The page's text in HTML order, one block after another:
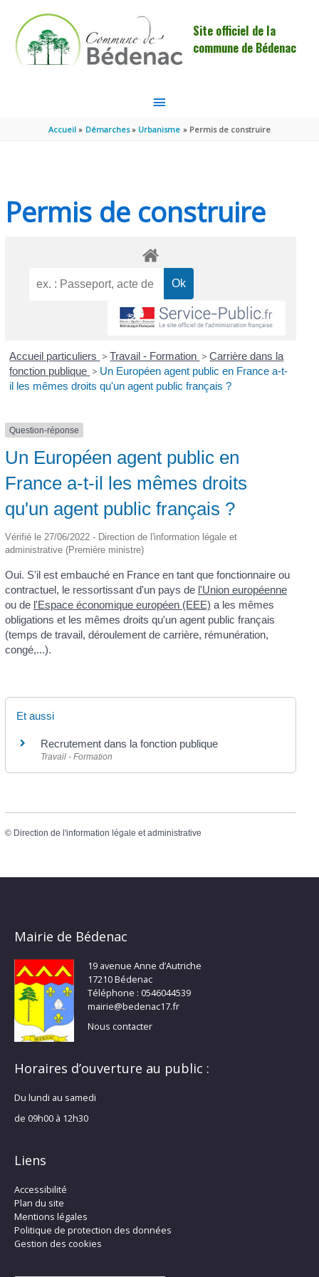
Site officiel de la
commune de Bédenac
MENU
PRINCIPAL
Accueil Démarches Urbanisme Permis de construire
Permis de construire
Accueil particuliers > Travail - Formation > Carrière dans la
fonction publique > Un Européen agent public en France a-t-
il les mêmes droits qu'un agent public français ?
Question-réponse
Un Européen agent public en
France a-t-il les mêmes droits
qu'un agent public français ?
Vérifié le 27/06/2022 - Direction de l'information légale et
administrative (Première ministre)
Oui. S'il est embauché en France en tant que fonctionnaire ou
contractuel, le ressortissant d'un pays de l'Union européenne
ou de l'Espace économique européen (EEE) a les mêmes
obligations et les mêmes droits qu'un agent public français
(temps de travail, déroulement de carrière, rémunération,
congé,...).
Et aussi
Recrutement dans la fonction publique
Travail - Formation
© Direction de l'information légale et administrative
Mairie de Bédenac
19 avenue Anne d’Autriche
17210 Bédenac
Téléphone : 0546044539
mairie@bedenac17.fr
Nous contacter
Horaires d’ouverture au public :
Du lundi au samedi
de 09h00 à 12h30
Liens
Accessibilité
Plan du site
Mentions légales
Politique de protection des données
Gestion des cookies